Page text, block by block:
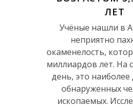
ЛЕТ
Учёные нашли в
неприятно
окаменелость,
миллиардов лет. На
день, это наиболее
обнаруженных
ископаемых.